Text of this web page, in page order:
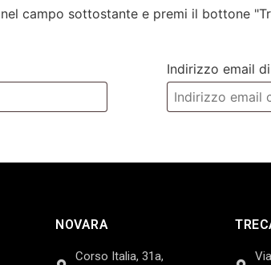
campo sottostante e premi il bottone
Indirizzo email
NOVARA
Corso Italia, 31a,